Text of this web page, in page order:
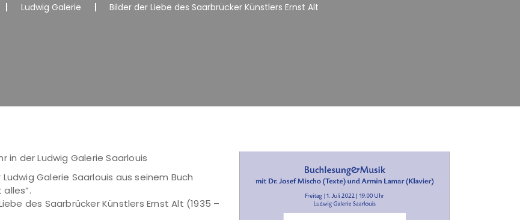
Ludwig Galerie Bilder der Liebe des Saarbrücker Künstlers Ernst Alt
in der Ludwig Galerie Saarlouis
Galerie Saarlouis aus seinem Buch
des Saarbrücker Künstlers Ernst Alt (1935 –